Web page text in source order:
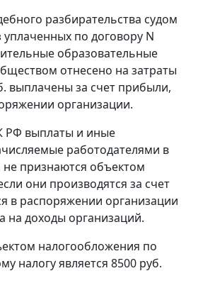
разбирательства судом
уплаченных по договору N
образовательные
отнесено на затраты
выплачены за счет прибыли,
организации.
РФ выплаты и иные
работодателями в
не признаются объектом
они производятся за счет
в распоряжении организации
на доходы организаций.
налогообложения по
налогу является 8500 руб.